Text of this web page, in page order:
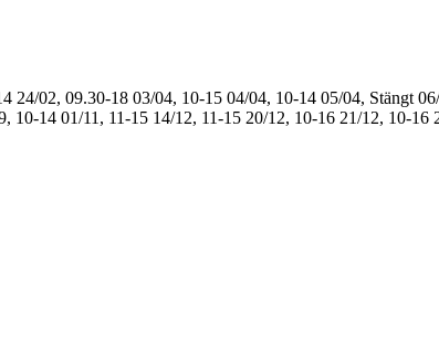
24/02, 09.30-18 03/04, 10-15 04/04, 10-14 05/04, Stängt
10-14 01/11, 11-15 14/12, 11-15 20/12, 10-16 21/12, 10-16